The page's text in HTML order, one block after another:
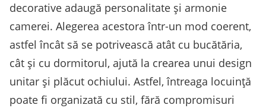
decorative adaugă personalitate și armonie
camerei. Alegerea acestora într-un mod coerent,
astfel încât să se potrivească atât cu bucătăria,
cât și cu dormitorul, ajută la crearea unui design
unitar și plăcut ochiului. Astfel, întreaga locuință
poate fi organizată cu stil, fără compromisuri